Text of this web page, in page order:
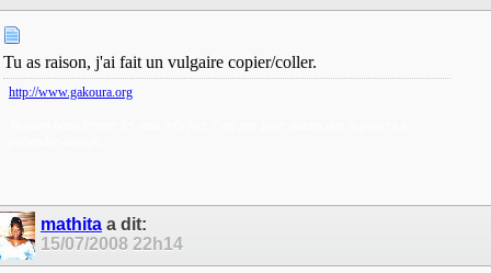
Tu as raison, j'ai fait un vulgaire copier/coller.
http://www.gakoura.org
mathita a dit:
15/07/2008 22h14